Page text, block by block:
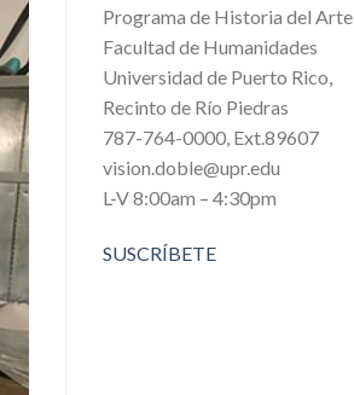
Programa de Historia del Arte
Facultad de Humanidades
Universidad de Puerto Rico,
Recinto de Río Piedras
787-764-0000, Ext.89607
vision.doble@upr.edu
L-V 8:00am – 4:30pm
SUSCRÍBETE